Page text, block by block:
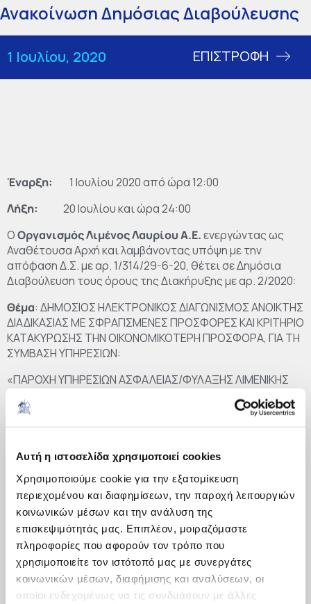
Αυτή η ιστοσελίδα χρησιμοποιεί cookies
Χρησιμοποιούμε cookie για την εξατομίκευση
περιεχομένου και διαφημίσεων, την παροχή λειτουργιών
κοινωνικών μέσων και την ανάλυση της
επισκεψιμότητάς μας. Επιπλέον, μοιραζόμαστε
πληροφορίες που αφορούν τον τρόπο που
χρησιμοποιείτε τον ιστότοπό μας με συνεργάτες
κοινωνικών μέσων, διαφήμισης και αναλύσεων, οι
οποίοι ενδεχομένως να τις συνδυάσουν με άλλες
Ανακοίνωση Δημόσιας Διαβούλευσης
1 Ιουλίου, 2020 ΕΠΙΣΤΡΟΦΗ
Έναρξη: 1 Ιουλίου 2020 από ώρα 12:00
Λήξη: 20 Ιουλίου και ώρα 24:00
ΟΟργανισμός Λιμένος Λαυρίου Α.Ε.ενεργώντας ως
Αναθέτουσα Αρχή και λαμβάνοντας υπόψη με την
απόφαση Δ.Σ. με αρ. 1/314/29-6-20, θέτει σε Δημόσια
Διαβούλευση τους όρους της Διακήρυξης με αρ. 2/2020:
Θέμα: ΔΗΜΟΣΙΟΣ ΗΛΕΚΤΡΟΝΙΚΟΣ ΔΙΑΓΩΝΙΣΜΟΣ ΑΝΟΙΚΤΗΣ
ΔΙΑΔΙΚΑΣΙΑΣ ΜΕ ΣΦΡΑΓΙΣΜΕΝΕΣ ΠΡΟΣΦΟΡΕΣ ΚΑΙ ΚΡΙΤΗΡΙΟ
ΚΑΤΑΚΥΡΩΣΗΣ ΤΗΝ ΟΙΚΟΝΟΜΙΚΟΤΕΡΗ ΠΡΟΣΦΟΡΑ, ΓΙΑ ΤΗ
ΣΥΜΒΑΣΗ ΥΠΗΡΕΣΙΩΝ:
«ΠΑΡΟΧΗ ΥΠΗΡΕΣΙΩΝ ΑΣΦΑΛΕΙΑΣ/ΦΥΛΑΞΗΣ ΛΙΜΕΝΙΚΗΣ
ΕΓΚΑΤΑΣΤΑΣΗΣ ΟΡΓΑΝΙΣΜΟΥ ΛΙΜΕΝΑ ΛΑΥΡΙΟΥ Α.Ε. ΓΙΑ
ΤΗΝ ΕΦΑΡΜΟΓΗ ΤΟΥ ΚΩΔΙΚΑ ISPS- ΣΕΠΤΕΜΒΡΙΟΣ 2020
-ΣΕΠΤΕΜΒΡΙΟΣ 2021»
ΠΡΟΥΠΟΛΟΓΙΣΜΟΥ 258.048,00 € ΠΛΕΟΝ ΦΠΑ
Οι παρατηρήσεις / προτάσεις θα υποβάλλονται
σύμφωνα με τo συνημμένο υπόδειγμα, μέχρι και την
ημέρα λήξης της δημόσιας διαβούλευσης, στην
ηλεκτρονική διεύθυνσηinfo@oll.gr
Επισυνάπτονται: